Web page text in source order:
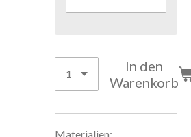
In den
Warenkorb
Materialien: